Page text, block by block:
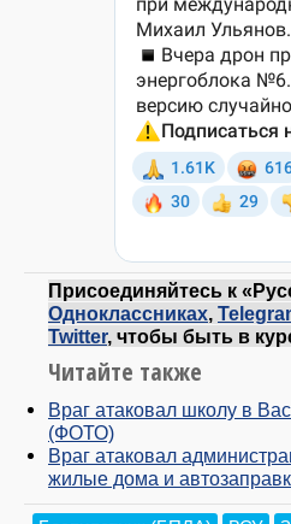
Присоединяйтесь к
Одноклассниках,
Twitter, чтобы быть в
Читайте также
Враг атаковал школу в
(ФОТО)
Враг атаковал
жилые дома и